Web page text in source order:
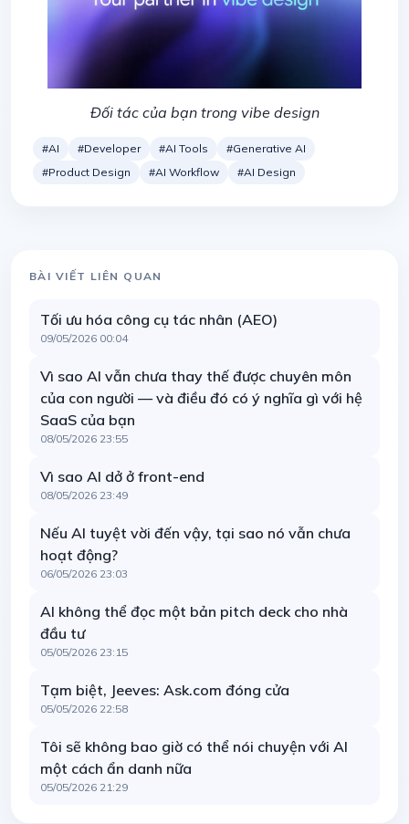
Đối tác của bạn trong vibe design
#AI #Developer #AI Tools
#Generative AI
#Product Design
#AI Workflow #AI Design
BÀI VIẾT LIÊN QUAN
Tối ưu hóa công cụ tác nhân (AEO)
09/05/2026 00:04
Vì sao AI vẫn chưa thay thế được chuyên môn
của con người — và điều đó có ý nghĩa gì với hệ
SaaS của bạn
08/05/2026 23:55
Vì sao AI dở ở front-end
08/05/2026 23:49
Nếu AI tuyệt vời đến vậy, tại sao nó vẫn chưa
hoạt động?
06/05/2026 23:03
AI không thể đọc một bản pitch deck cho nhà
đầu tư
05/05/2026 23:15
Tạm biệt, Jeeves: Ask.com đóng cửa
05/05/2026 22:58
Tôi sẽ không bao giờ có thể nói chuyện với AI
một cách ẩn danh nữa
05/05/2026 21:29